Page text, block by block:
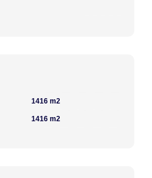
1416 m2
1416 m2